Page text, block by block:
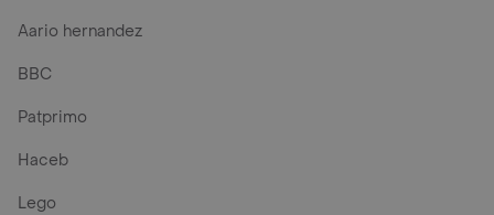
Aario hernandez
BBC
Patprimo
Haceb
Lego